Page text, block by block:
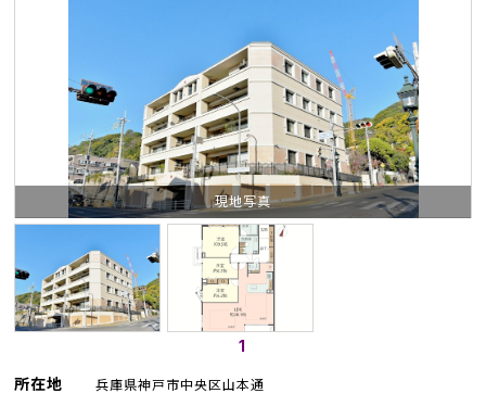
現地写真
1
所在地 兵庫県神戸市中央区山本通